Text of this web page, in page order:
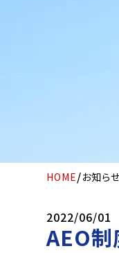
HOME/お知らせ
2022/06/01
AEO制